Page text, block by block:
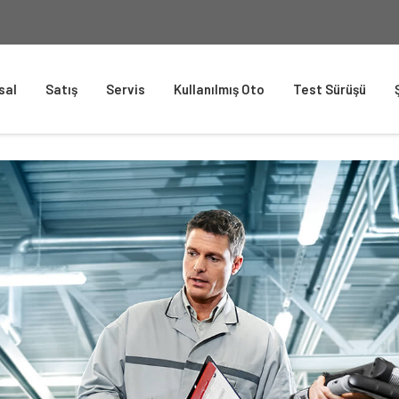
Satış Servis Kullanılmış Oto Test Sürüşü